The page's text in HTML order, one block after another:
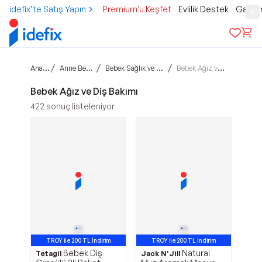
idefix’te Satış Yapın Premium'u Keşfet Evlilik Destek
Ana sayfa / Anne Bebek Çocuk / Bebek Sağlık ve Bakım Ürünleri / Bebek Ağız ve Diş Bakımı
Bebek Ağız ve Diş Bakımı
422 sonuç listeleniyor
TROY ile 200 TL İndirim
Tetagil Bebek Diş
TROY ile 200 TL İndirim
Jack N'Jill Natural